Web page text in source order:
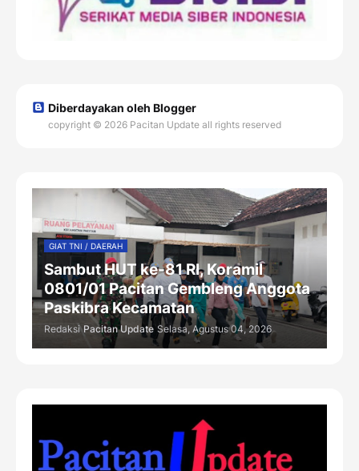
Diberdayakan oleh Blogger
copyright © 2026 Pacitan Update all rights reserved
GIAT TNI / DAERAH
Sambut HUT ke-81 RI, Koramil
0801/01 Pacitan Gembleng Anggota
Paskibra Kecamatan
Redaksi Pacitan Update Selasa, Agustus 04, 2026